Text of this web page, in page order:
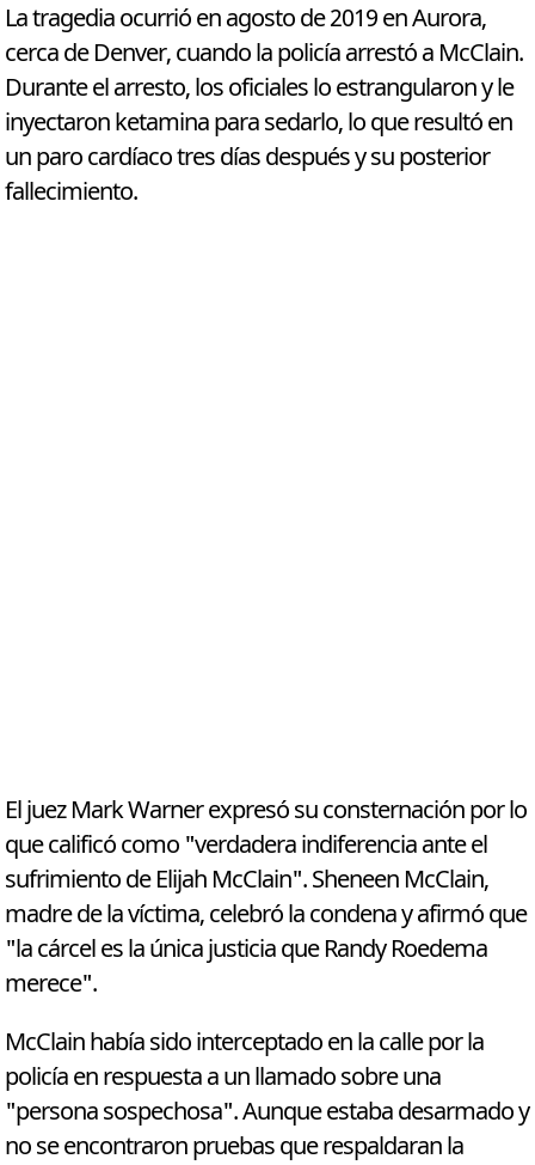
La tragedia ocurrió en agosto de 2019 en Aurora,
cerca de Denver, cuando la policía arrestó a McClain.
Durante el arresto, los oficiales lo estrangularon y le
inyectaron ketamina para sedarlo, lo que resultó en
un paro cardíaco tres días después y su posterior
fallecimiento.
El juez Mark Warner expresó su consternación por lo
que calificó como "verdadera indiferencia ante el
sufrimiento de Elijah McClain". Sheneen McClain,
madre de la víctima, celebró la condena y afirmó que
"la cárcel es la única justicia que Randy Roedema
merece".
McClain había sido interceptado en la calle por la
policía en respuesta a un llamado sobre una
"persona sospechosa". Aunque estaba desarmado y
no se encontraron pruebas que respaldaran la